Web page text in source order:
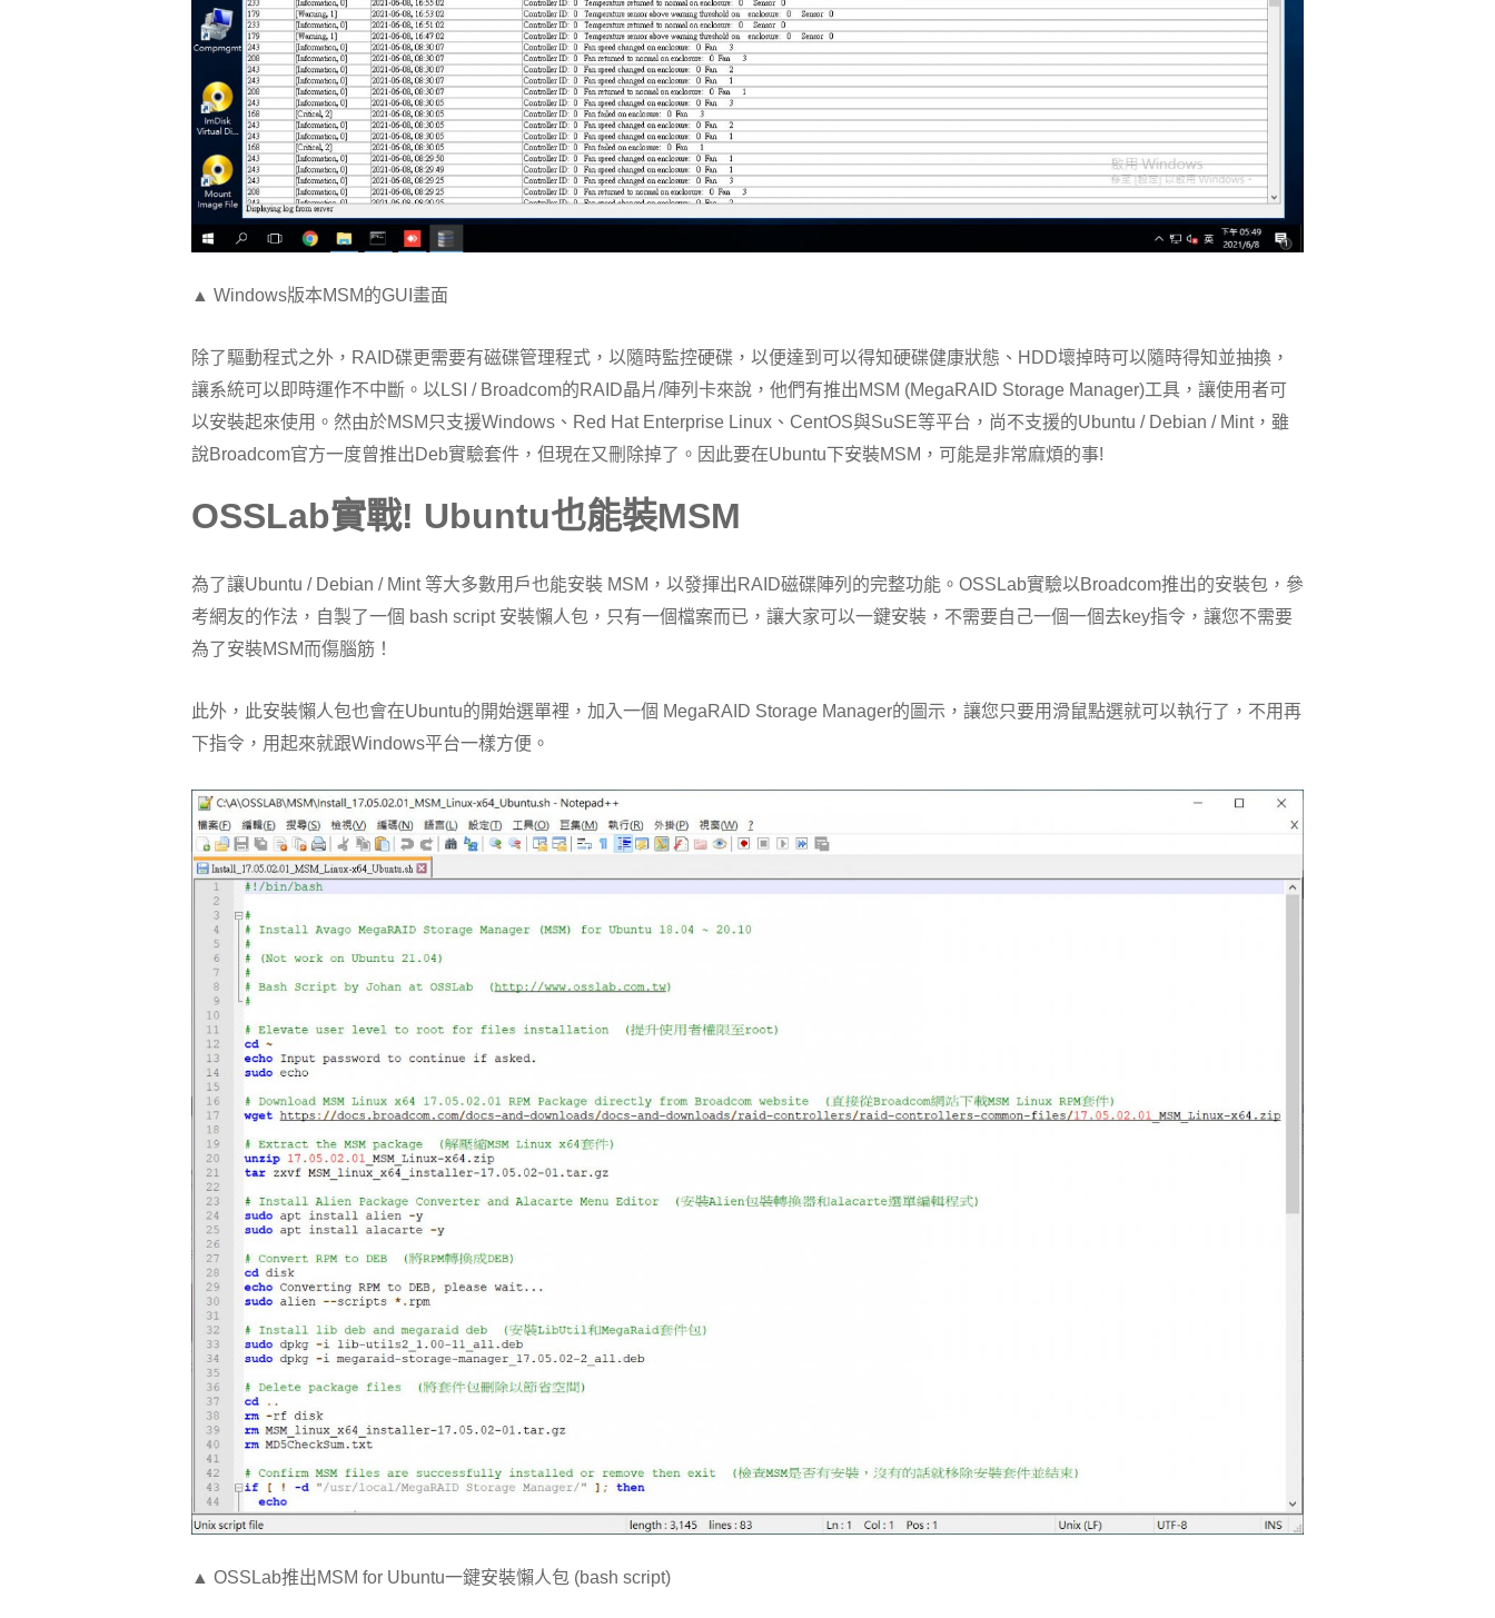
▲ Windows版本MSM的GUI畫面
除了驅動程式之外，RAID碟更需要有磁碟管理程式，以隨時監控硬碟，以便達到可以得知硬碟健康狀態、HDD壞掉時可以隨時得知並抽換，
讓系統可以即時運作不中斷。以LSI / Broadcom的RAID晶片/陣列卡來說，他們有推出MSM (MegaRAID Storage Manager)工具，讓使用者可
以安裝起來使用。然由於MSM只支援Windows、Red Hat Enterprise Linux、CentOS與SuSE等平台，尚不支援的Ubuntu / Debian / Mint，雖
說Broadcom官方一度曾推出Deb實驗套件，但現在又刪除掉了。因此要在Ubuntu下安裝MSM，可能是非常麻煩的事!
OSSLab實戰! Ubuntu也能裝MSM
為了讓Ubuntu / Debian / Mint 等大多數用戶也能安裝 MSM，以發揮出RAID磁碟陣列的完整功能。OSSLab實驗以Broadcom推出的安裝包，參
考網友的作法，自製了一個 bash script 安裝懶人包，只有一個檔案而已，讓大家可以一鍵安裝，不需要自己一個一個去key指令，讓您不需要
為了安裝MSM而傷腦筋！
此外，此安裝懶人包也會在Ubuntu的開始選單裡，加入一個 MegaRAID Storage Manager的圖示，讓您只要用滑鼠點選就可以執行了，不用再
下指令，用起來就跟Windows平台一樣方便。
▲ OSSLab推出MSM for Ubuntu一鍵安裝懶人包 (bash script)